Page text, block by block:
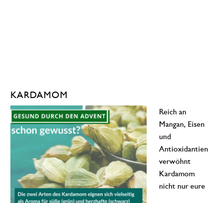
KARDAMOM
Reich an
Mangan, Eisen
und
Antioxidantien
verwöhnt
Kardamom
nicht nur eure